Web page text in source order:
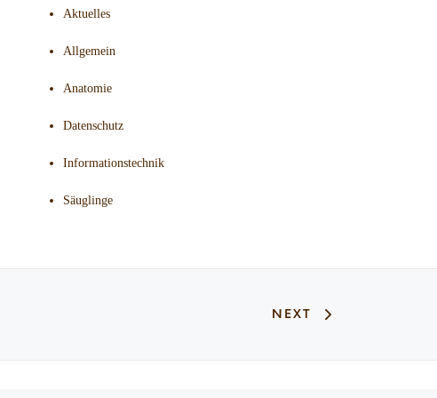
Aktuelles
Allgemein
Anatomie
Datenschutz
Informationstechnik
Säuglinge
NEXT